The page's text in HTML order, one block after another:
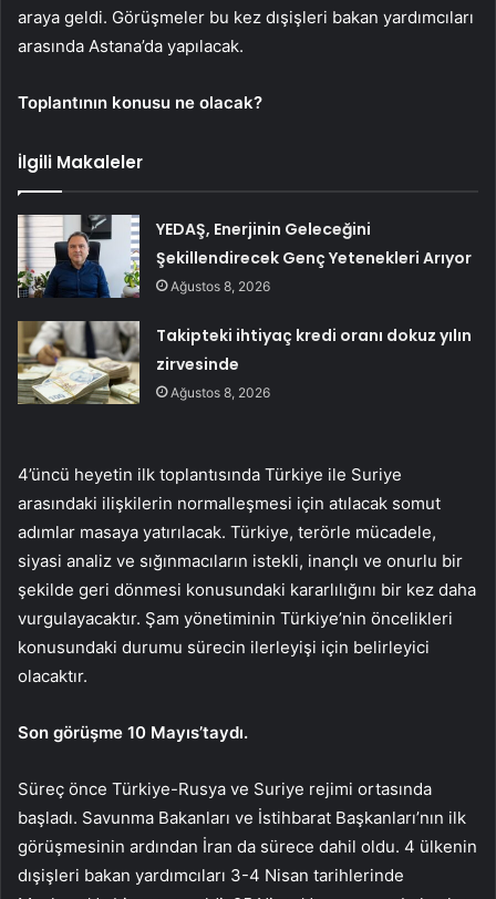
araya geldi. Görüşmeler bu kez dışişleri bakan yardımcıları
arasında Astana’da yapılacak.
Toplantının konusu ne olacak?
İlgili Makaleler
YEDAŞ, Enerjinin Geleceğini
Şekillendirecek Genç Yetenekleri Arıyor
Ağustos 8, 2026
Takipteki ihtiyaç kredi oranı dokuz yılın
zirvesinde
Ağustos 8, 2026
4’üncü heyetin ilk toplantısında Türkiye ile Suriye
arasındaki ilişkilerin normalleşmesi için atılacak somut
adımlar masaya yatırılacak. Türkiye, terörle mücadele,
siyasi analiz ve sığınmacıların istekli, inançlı ve onurlu bir
şekilde geri dönmesi konusundaki kararlılığını bir kez daha
vurgulayacaktır. Şam yönetiminin Türkiye’nin öncelikleri
konusundaki durumu sürecin ilerleyişi için belirleyici
olacaktır.
Son görüşme 10 Mayıs’taydı.
Süreç önce Türkiye-Rusya ve Suriye rejimi ortasında
başladı. Savunma Bakanları ve İstihbarat Başkanları’nın ilk
görüşmesinin ardından İran da sürece dahil oldu. 4 ülkenin
dışişleri bakan yardımcıları 3-4 Nisan tarihlerinde